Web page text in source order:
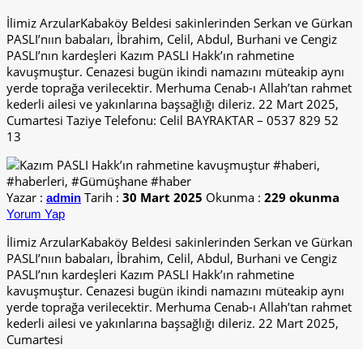
İlimiz ArzularKabaköy Beldesi sakinlerinden Serkan ve Gürkan
PASLI’nıın babaları, İbrahim, Celil, Abdul, Burhani ve Cengiz
PASLI’nın kardeşleri Kazım PASLI Hakk’ın rahmetine
kavuşmuştur. Cenazesi bugün ikindi namazını müteakip aynı
yerde toprağa verilecektir. Merhuma Cenab-ı Allah’tan rahmet
kederli ailesi ve yakınlarına başsağlığı dileriz. 22 Mart 2025,
Cumartesi Taziye Telefonu: Celil BAYRAKTAR – 0537 829 52
13
Yazar : admin Tarih : 30 Mart 2025 Okunma : 229 okunma
Yorum Yap
İlimiz ArzularKabaköy Beldesi sakinlerinden Serkan ve Gürkan
PASLI’nıın babaları, İbrahim, Celil, Abdul, Burhani ve Cengiz
PASLI’nın kardeşleri Kazım PASLI Hakk’ın rahmetine
kavuşmuştur. Cenazesi bugün ikindi namazını müteakip aynı
yerde toprağa verilecektir. Merhuma Cenab-ı Allah’tan rahmet
kederli ailesi ve yakınlarına başsağlığı dileriz. 22 Mart 2025,
Cumartesi